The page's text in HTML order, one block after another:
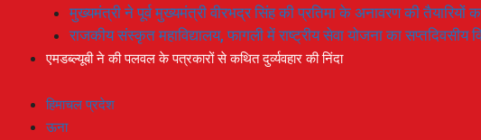
मुख्यमंत्री ने पूर्व मुख्यमंत्री वीरभद्र सिंह की प्रतिमा के अनावरण की तैयारियों
राजकीय संस्कृत महाविद्यालय, फागली में राष्ट्रीय सेवा योजना का सप्तदिवसीय
एमडब्ल्यूबी ने की पलवल के पत्रकारों से कथित दुर्व्यवहार की निंदा
हिमाचल प्रदेश
ऊना